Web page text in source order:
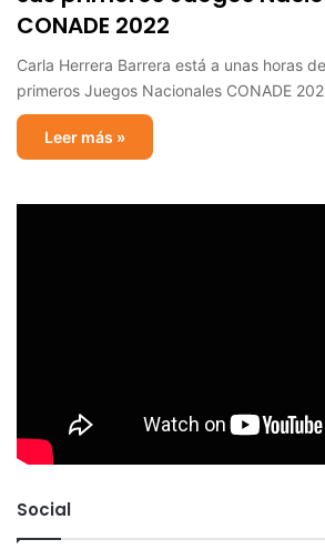
CONADE 2022
Carla Herrera Barrera está a unas horas
primeros Juegos Nacionales CONADE
Leer más »
Social